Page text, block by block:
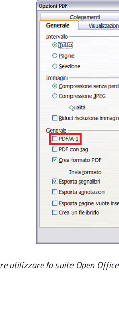
utilizzare la suite Open Office